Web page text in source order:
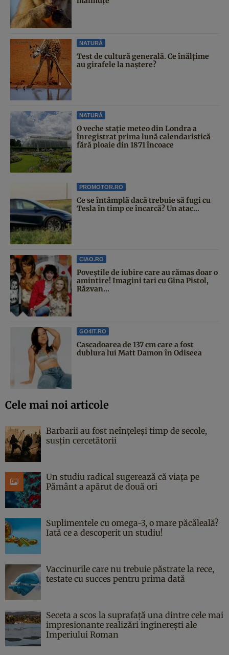
NATURĂ
Test de cultură generală. Ce înălțime
au girafele la naștere?
NATURĂ
O veche stație meteo din Londra a
înregistrat prima lună calendaristică
fără ploaie din 1871 încoace
PROMOTOR.RO
Ce se întâmplă dacă trebuie să fugi cu
Tesla în timp ce încarcă? Un atac...
CIAO.RO
Poveştile de iubire care au rămas doar o
amintire! Imagini tari cu Gina Pistol,
Răzvan...
GO4IT.RO
Cascadoarea de 137 cm care a fost
dublura lui Matt Damon în Odiseea
Cele mai noi articole
Barbarii au fost neînțeleși timp de secole,
susțin cercetătorii
Un studiu radical sugerează că viața pe
Pământ a apărut de două ori
Suplimentele cu omega-3, o mare păcăleală?
Iată ce a descoperit un studiu!
Vaccinurile care nu trebuie păstrate la rece,
testate cu succes pentru prima dată
Seceta a scos la suprafață una dintre cele mai
impresionante realizări inginerești ale
Imperiului Roman